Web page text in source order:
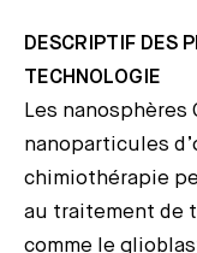
DESCRIPTIF DES
TECHNOLOGIE
Les nanosphères
nanoparticules
chimiothérapie
au traitement de
comme le